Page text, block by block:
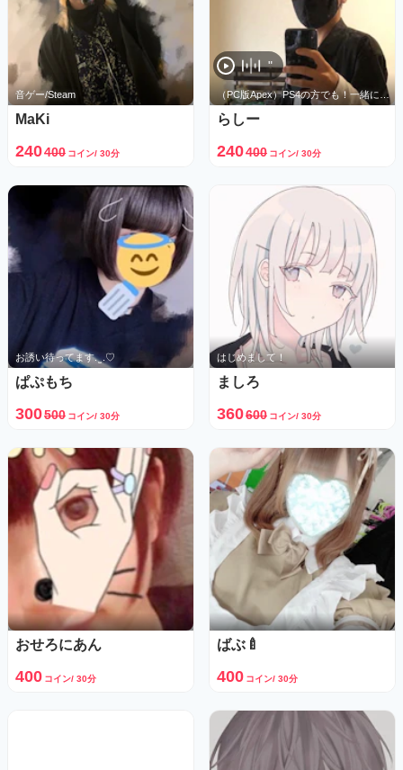
音ゲー/Steam
MaKi
240400 コイン/ 30分
（PC版Apex）PS4の方でも！一緒にわいわいゲームしましょう♪
"
らしー
240400 コイン/ 30分
お誘い待ってます. ̫ .♡
ぱぷもち
300500 コイン/ 30分
はじめまして！
ましろ
360600 コイン/ 30分
おせろにあん
400 コイン/ 30分
ばぶ🍼
400 コイン/ 30分